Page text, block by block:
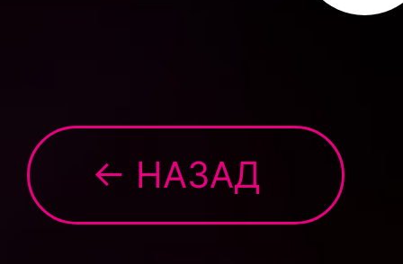
← НАЗАД